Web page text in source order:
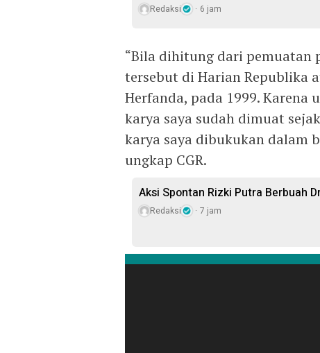
Redaksi 6 jam
“Bila dihitung dari pemuatan
tersebut di Harian Republika
Herfanda, pada 1999.
karya saya sudah dimuat
karya saya dibukukan dalam
ungkap CGR.
Aksi Spontan Rizki Putra Berbuah
Redaksi 7 jam